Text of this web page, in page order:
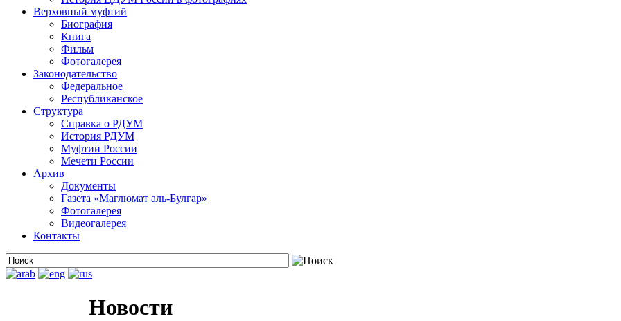
Верховный муфтий
Биография
Книга
Фильм
Фотогалерея
Законодательство
Федеральное
Республиканское
Структура
Справка о РДУМ
История РДУМ
Муфтии России
Мечети России
Архив
Документы
Газета «Маглюмат аль-Булгар»
Фотогалерея
Видеогалерея
Контакты
Новости